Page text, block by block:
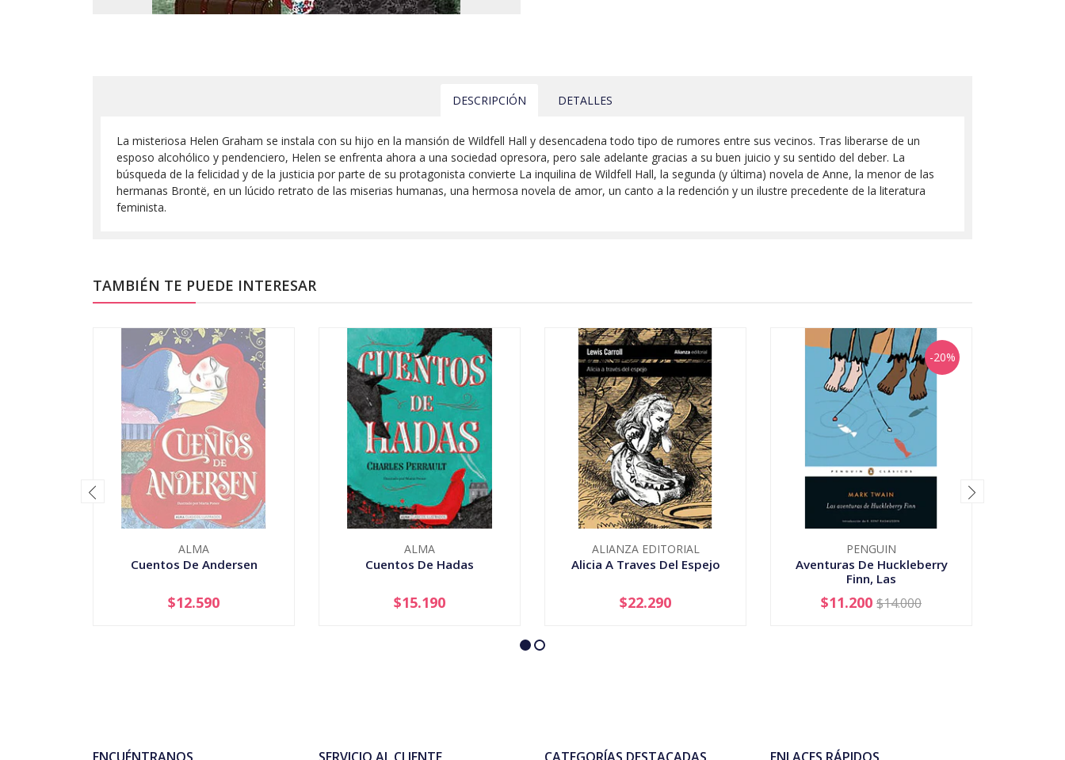
DESCRIPCIÓN DETALLES
La misteriosa Helen Graham se instala con su hijo en la mansión de Wildfell Hall y desencadena todo tipo de rumores entre sus vecinos. Tras liberarse de un
esposo alcohólico y pendenciero, Helen se enfrenta ahora a una sociedad opresora, pero sale adelante gracias a su buen juicio y su sentido del deber. La
búsqueda de la felicidad y de la justicia por parte de su protagonista convierte La inquilina de Wildfell Hall, la segunda (y última) novela de Anne, la menor de las
hermanas Brontë, en un lúcido retrato de las miserias humanas, una hermosa novela de amor, un canto a la redención y un ilustre precedente de la literatura
feminista.
TAMBIÉN TE PUEDE INTERESAR
ALMA
Cuentos De Andersen
AGOTADO
$12.590
ALMA
Cuentos De Hadas
+
$15.190
ALIANZA EDITORIAL
Alicia A Traves Del Espejo
+
$22.290
-20%
PENGUIN
Aventuras De Huckleberry
Finn, Las
+
$11.200 $14.000